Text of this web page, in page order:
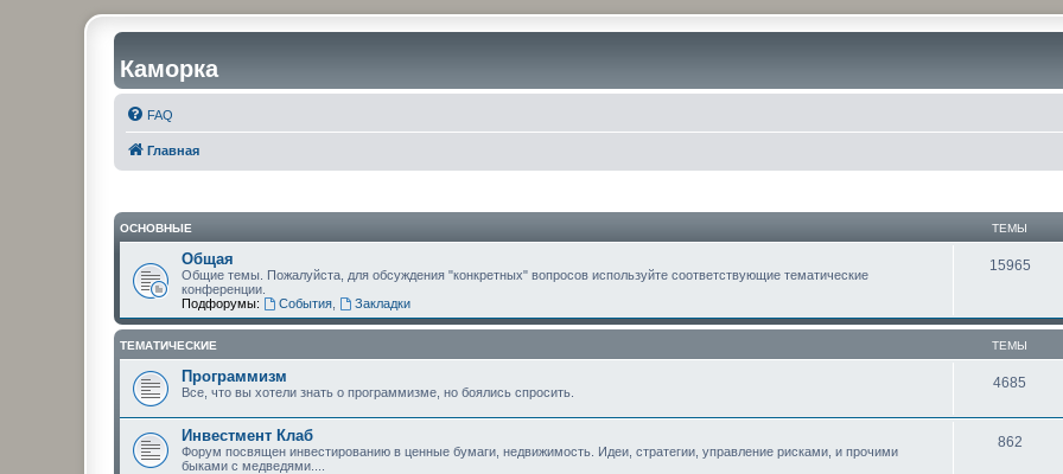
Каморка
FAQ
Главная
ОСНОВНЫЕ ТЕМЫ
Общая
Общие темы. Пожалуйста, для обсуждения "конкретных" вопросов используйте соответствующие тематические
конференции.
Подфорумы:
События, Закладки
15965
ТЕМАТИЧЕСКИЕ ТЕМЫ
Программизм
Все, что вы хотели знать о программизме, но боялись спросить.
4685
Инвестмент Клаб
Форум посвящен инвестированию в ценные бумаги, недвижимость. Идеи, стратегии, управление рисками, и прочими
быками с медведями....
862